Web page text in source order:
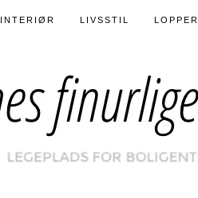
INTERIØR LIVSSTIL LOPPER